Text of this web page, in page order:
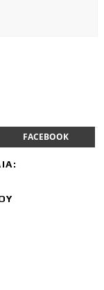
FACEBOOK